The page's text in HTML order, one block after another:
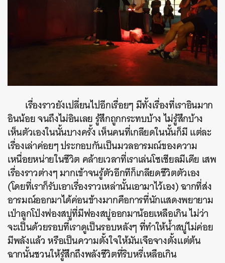
เรื่องราวยังเปลี่ยนไปอีกเรื่อยๆ มีทั้งเรื่องที่เราอินมาก
อินน้อย จนถึงไม่อินเลย รู้สึกถูกกระทบบ้าง ไม่รู้สึกบ้าง
เห็นตัวเองในนั้นบางครั้ง เห็นคนที่เกลียดในนั้นก็มี แต่ละ
เรื่องเล่าค่อยๆ ประกอบกันเป็นมวลอารมณ์ของความ
เหนื่อยหน่ายในชีวิต คล้ายเวลาที่เราเล่นโซเชียลมีเดีย เสพ
เรื่องราวต่างๆ มากเข้าจนรู้ตัวอีกทีก็เกลียดชีวิตตัวเอง
(โดยที่เราก็รับเอาเรื่องราวเหล่านั้นเอามาไว้เอง) ฉากที่ส่ง
อารมณ์ออกมาได้ค่อนข้างมากคือการที่นักแสดงพยายาม
เป่าลูกโป่งฟองสบู่ที่มีฟองสบู่ออกมาน้อยเหลือเกิน ไม่ว่า
จะเป็นด้วยรอบที่เราดูเป็นรอบหลังๆ ที่ทำให้น้ำสบู่ไม่ค่อย
มีพลังแล้ว หรือเป็นความตั้งใจให้มันเจือจางตั้งแต่ต้น
ฉากนั้นชวนให้รู้สึกถึงพลังชีวิตที่ริบหรี่เหลือเกิน